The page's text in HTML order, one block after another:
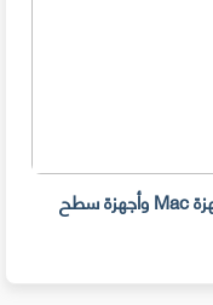
مرشحات Snap Camera لن تعمل على أجهزة Mac وأجهزة سطح